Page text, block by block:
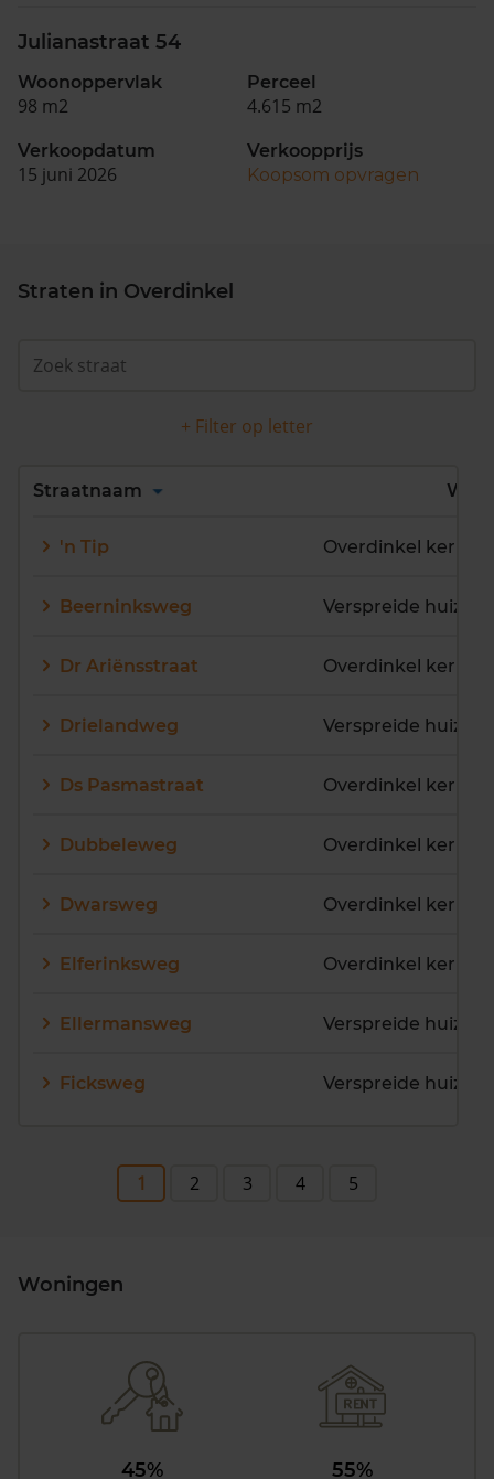
Julianastraat 54
Woonoppervlak
98 m2
Perceel
4.615 m2
Verkoopdatum
15 juni 2026
Verkoopprijs
Koopsom opvragen
Straten in Overdinkel
+ Filter op letter
Alles
Q
R U
V
Straatnaam Wijk
'n Tip Overdinkel kern
Beerninksweg Verspreide huizen
Dr Ariënsstraat Overdinkel kern
Drielandweg Verspreide huizen
Ds Pasmastraat Overdinkel kern
Dubbeleweg
Dwarsweg Overdinkel kern
Elferinksweg Overdinkel kern
Ellermansweg Verspreide huizen
Ficksweg Verspreide huizen
1 2 3 4 5
Woningen
45%
55%